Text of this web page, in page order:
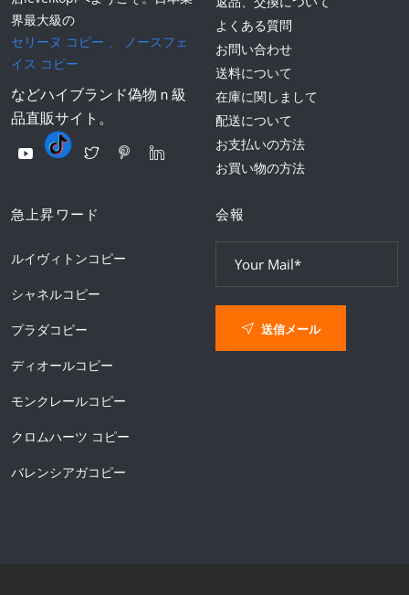
界最大級の
セリーヌ コピー 、
ノースフェ
イス コピー
などハイブランド偽物ｎ級
品直販サイト。
よくある質問
お問い合わせ
送料について
在庫に関しまして
配送について
お支払いの方法
お買い物の方法
急上昇ワード
ルイヴィトンコピー
シャネルコピー
プラダコピー
ディオールコピー
モンクレールコピー
クロムハーツ コピー
バレンシアガコピー
会報
送信メール